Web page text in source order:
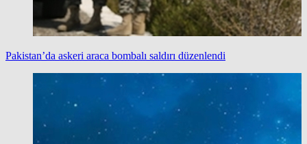
Pakistan’da askeri araca bombalı saldırı düzenlendi